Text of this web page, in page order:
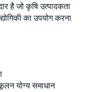
है जो कृषि उत्पादकता
का उपयोग करना
योग्य समाधान